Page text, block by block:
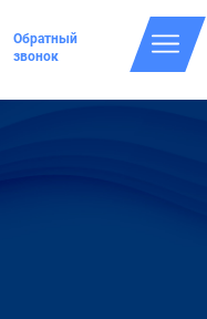
Обратный
звонок